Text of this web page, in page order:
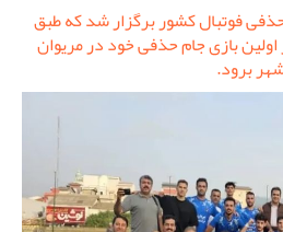
فوتبال کشور برگزار شد که طبق
بازی جام حذفی خود در مریوان
برود.